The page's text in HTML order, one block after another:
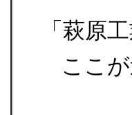
「萩原
ここ